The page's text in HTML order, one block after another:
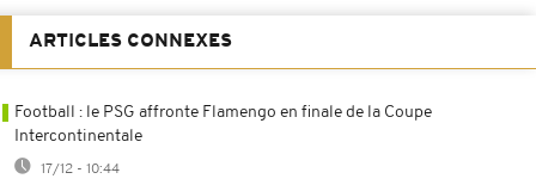
ARTICLES CONNEXES
Football : le PSG affronte Flamengo en finale de la Coupe
Intercontinentale
17/12 - 10:44